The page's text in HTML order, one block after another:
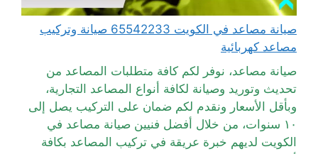
صيانة مصاعد في الكويت 65542233 صيانة وتركيب
مصاعد كهربائية
صيانة مصاعد، نوفر لكم كافة متطلبات المصاعد من
تحديث وتوريد وصيانة لكافة أنواع المصاعد التجارية،
وبأقل الأسعار ونقدم لكم ضمان على التركيب يصل إلى
١٠ سنوات، من خلال أفضل فنيين صيانة مصاعد في
الكويت لديهم خبرة عريقة في تركيب المصاعد بكافة